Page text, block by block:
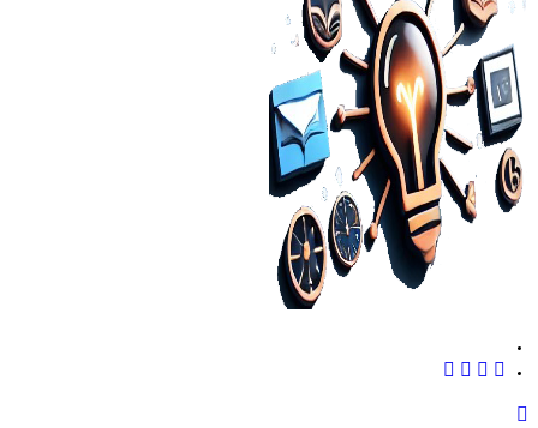
هي منصة شاملة تقدم محتوى متنوعًا يغطي مواضيع مثل
والجمال، وصفات الطبخ، العلاقة الزوجية، الأبراج، الفن
تركز على أسلوب الحياة الحديث، بالإضافة إلى تغطية مواضيع